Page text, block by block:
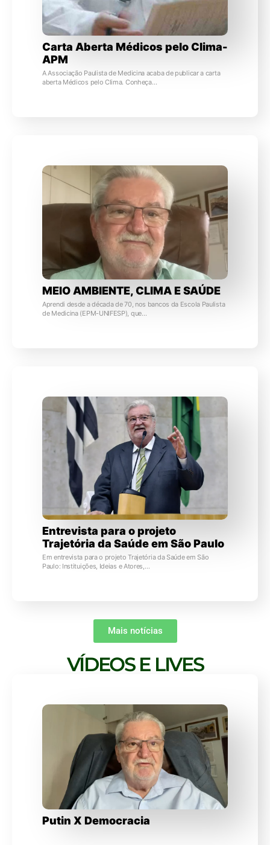
Carta Aberta Médicos pelo Clima-
APM
A Associação Paulista de Medicina acaba de publicar a carta
aberta Médicos pelo Clima. Conheça…
MEIO AMBIENTE, CLIMA E SAÚDE
Aprendi desde a década de 70, nos bancos da Escola Paulista
de Medicina (EPM-UNIFESP), que…
Entrevista para o projeto
Trajetória da Saúde em São Paulo
Em entrevista para o projeto Trajetória da Saúde em São
Paulo: Instituições, Ideias e Atores,…
Mais notícias
VÍDEOS E LIVES
Putin X Democracia